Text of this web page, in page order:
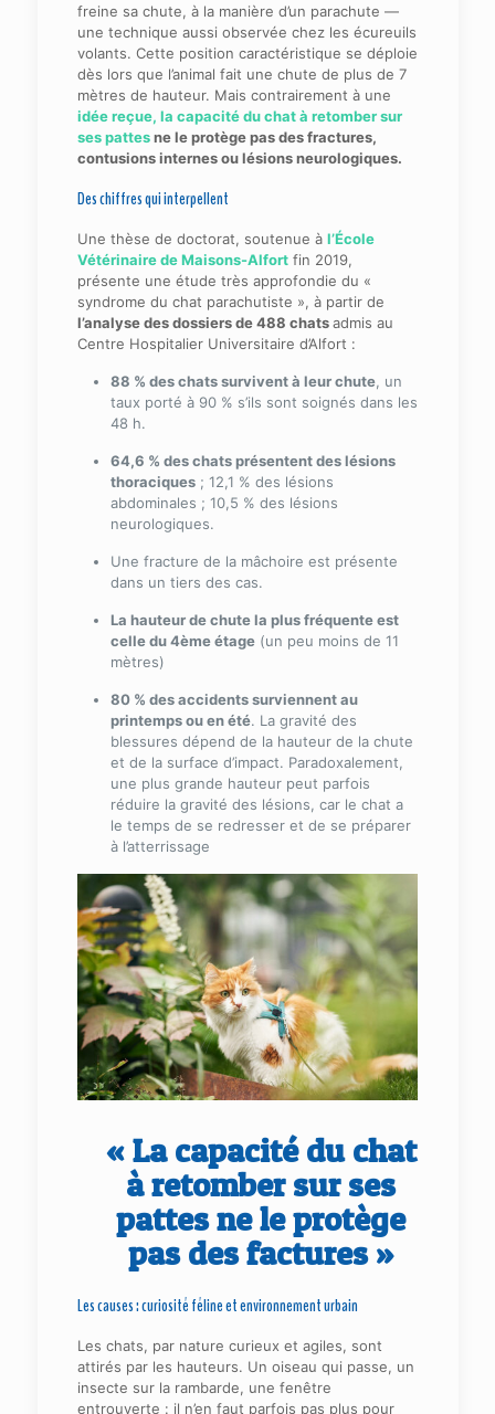
freine sa chute, à la manière d’un parachute —
une technique aussi observée chez les écureuils
volants. Cette position caractéristique se déploie
dès lors que l’animal fait une chute de plus de 7
mètres de hauteur. Mais contrairement à une
idée reçue, la capacité du chat à retomber sur
ses pattesne le protège pas des fractures,
contusions internes ou lésions neurologiques.
Des chiffres qui interpellent
Une thèse de doctorat, soutenue à l’École
Vétérinaire de Maisons-Alfortfin 2019,
présente une étude très approfondie du «
syndrome du chat parachutiste », à partir de
l’analyse des dossiers de 488 chatsadmis au
Centre Hospitalier Universitaire d’Alfort :
88 % des chats survivent à leur chute, un
taux porté à 90 % s’ils sont soignés dans les
48 h.
64,6 % des chats présentent des lésions
thoraciques; 12,1 % des lésions
abdominales ; 10,5 % des lésions
neurologiques.
Une fracture de la mâchoire est présente
dans un tiers des cas.
La hauteur de chute la plus fréquente est
celle du 4ème étage(un peu moins de 11
mètres)
80 % des accidents surviennent au
printemps ou en été. La gravité des
blessures dépend de la hauteur de la chute
et de la surface d’impact. Paradoxalement,
une plus grande hauteur peut parfois
réduire la gravité des lésions, car le chat a
le temps de se redresser et de se préparer
à l’atterrissage
« La capacité du chat
à retomber sur ses
pattes ne le protège
pas des factures »
Les causes : curiosité féline et environnement urbain
Les chats, par nature curieux et agiles, sont
attirés par les hauteurs. Un oiseau qui passe, un
insecte sur la rambarde, une fenêtre
entrouverte : il n’en faut parfois pas plus pour